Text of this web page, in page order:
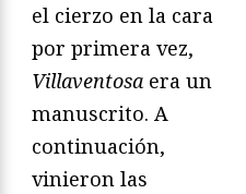
el cierzo en la cara
por primera vez,
Villaventosa era un
manuscrito. A
continuación,
vinieron las